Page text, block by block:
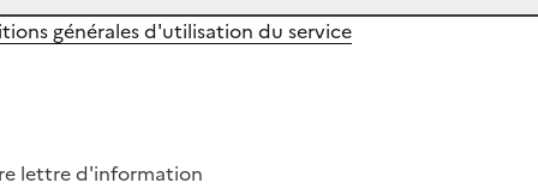
générales d'utilisation du service
lettre d'information